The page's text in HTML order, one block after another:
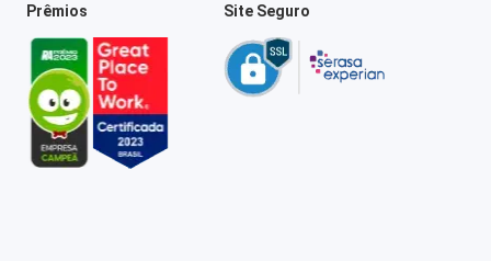
Prêmios Site Seguro